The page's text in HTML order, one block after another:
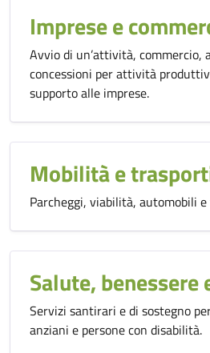
Imprese e
Avvio di un’attività, commercio,
concessioni per attività
supporto alle imprese.
Mobilità e
Parcheggi, viabilità, automobili
Salute, benessere
Servizi santirari e di sostegno
anziani e persone con disabilità.